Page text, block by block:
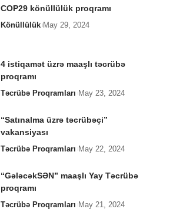
COP29 könüllülük proqramı
Könüllülük May 29, 2024
4 istiqamət üzrə maaşlı təcrübə
proqramı
Təcrübə Proqramları May 23, 2024
“Satınalma üzrə təcrübəçi”
vakansiyası
Təcrübə Proqramları May 22, 2024
“GələcəkSƏN” maaşlı Yay Təcrübə
proqramı
Təcrübə Proqramları May 21, 2024